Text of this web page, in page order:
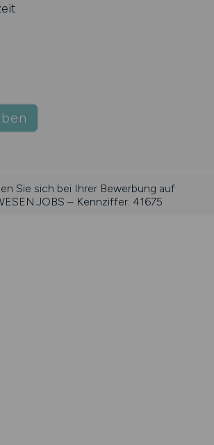
Sie sich bei Ihrer Bewerbung auf
– Kennziffer: 41675